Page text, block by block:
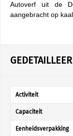
Autoverf uit de
aangebracht op
Activiteit
Capaciteit
Eenheidsverpakking